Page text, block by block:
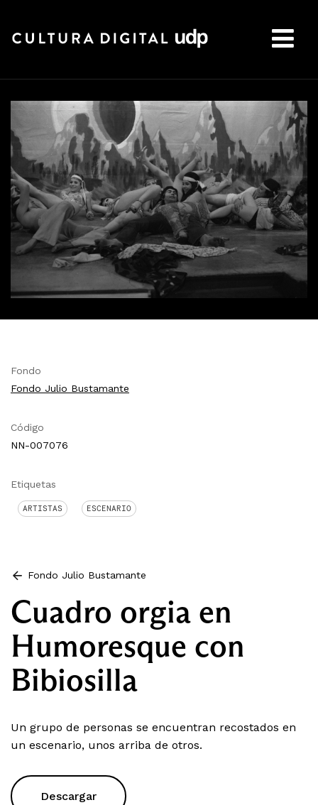
Fondo
Fondo Julio Bustamante
Código
NN-007076
Etiquetas
ARTISTAS ESCENARIO
Fondo Julio Bustamante
Cuadro orgia en
Humoresque con
Bibiosilla
Un grupo de personas se encuentran recostados en
un escenario, unos arriba de otros.
Descargar